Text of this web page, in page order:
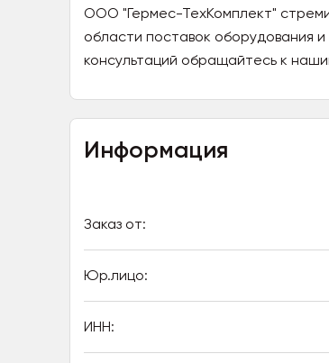
ООО "Гермес-ТехКомплект"
области поставок оборудования
консультаций обращайтесь к
Информация
Заказ от:
Юр.лицо:
ИНН: